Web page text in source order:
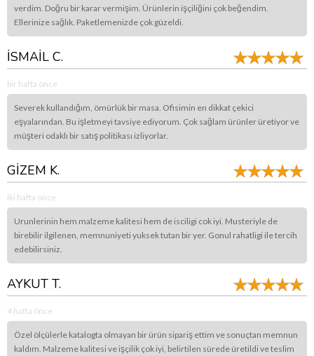
verdim. Doğru bir karar vermişim. Ürünlerin işçiliğini çok beğendim.
Ellerinize sağlık. Paketlemenizde çok güzeldi.
İSMAİL C.
bir hafta önce
Severek kullandığım, ömürlük bir masa. Ofisimin en dikkat çekici
eşyalarından. Bu işletmeyi tavsiye ediyorum. Çok sağlam ürünler üretiyor ve
müşteri odaklı bir satış politikası izliyorlar.
GİZEM K.
iki hafta önce
Urunlerinin hem malzeme kalitesi hem de isciligi cok iyi. Musteriyle de
birebilir ilgilenen, memnuniyeti yuksek tutan bir yer. Gonul rahatligi ile tercih
edebilirsiniz.
AYKUT T.
4 hafta önce
Özel ölçülerle katalogta olmayan bir ürün sipariş ettim ve sonuçtan memnun
kaldım. Malzeme kalitesi ve işçilik çok iyi, belirtilen sürede üretildi ve teslim